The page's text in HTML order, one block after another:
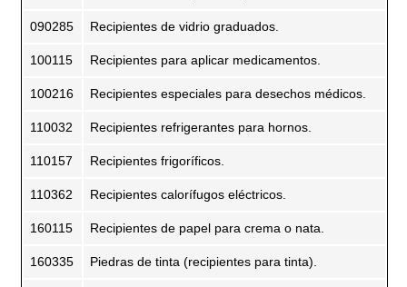
090285 Recipientes de vidrio graduados.
100115 Recipientes para aplicar medicamentos.
100216 Recipientes especiales para desechos médicos.
110032 Recipientes refrigerantes para hornos.
110157 Recipientes frigoríficos.
110362 Recipientes calorífugos eléctricos.
160115 Recipientes de papel para crema o nata.
160335 Piedras de tinta (recipientes para tinta).